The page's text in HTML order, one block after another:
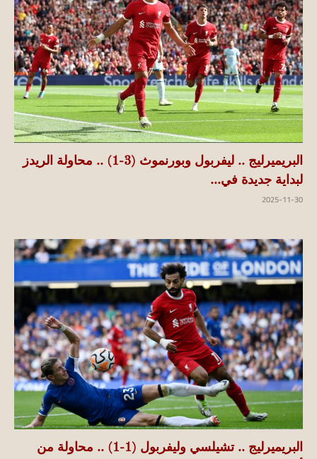
البريميرليج .. ليفربول وبورنموث (3-1) .. محاولة الريدز
لبداية جديدة في...
2025-11-30
البريميرليج .. تشيلسي وليفربول (1-1) .. محاولة من